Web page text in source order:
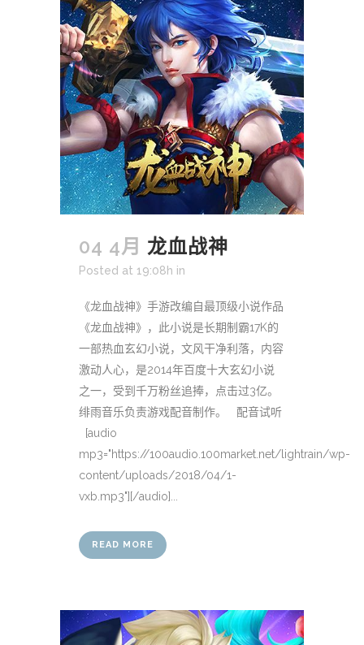
04 4月 龙血战神
Posted at 19:08h in
《龙血战神》手游改编自最顶级小说作品
《龙血战神》，此小说是长期制霸17K的
一部热血玄幻小说，文风干净利落，内容
激动人心，是2014年百度十大玄幻小说
之一，受到千万粉丝追捧，点击过3亿。
绯雨音乐负责游戏配音制作。 配音试听
[audio
mp3="https://100audio.100market.net/lightrain/wp-
content/uploads/2018/04/1-
vxb.mp3"][/audio]...
READ MORE